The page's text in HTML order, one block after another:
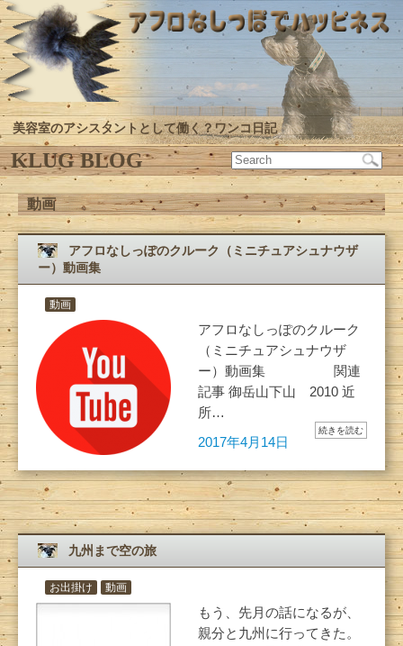
美容室のアシスタントとして働く？ワンコ日記
KLUG BLOG
動画
アフロなしっぽのクルーク（ミニチュアシュナウザ
ー）動画集
動画
アフロなしっぽのクルーク
（ミニチュアシュナウザ
ー）動画集 関連
記事 御岳山下山 2010 近
所…
続きを読む
2017年4月14日
九州まで空の旅
お出掛け 動画
もう、先月の話になるが、
親分と九州に行ってきた。